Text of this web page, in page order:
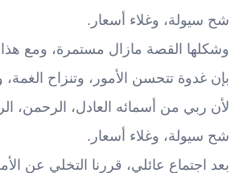
شح سيولة، وغلاء أسعار.
وشكلها القصة مازال مستمرة، ومع
بإن غدوة تتحسن الأمور، وتنزاح الغمة،
لأن ربي من أسمائه العادل، الرحمن،
شح سيولة، وغلاء أسعار.
بعد اجتماع عائلي، قررنا التخلي عن